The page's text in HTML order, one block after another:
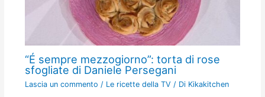
“É sempre mezzogiorno”: torta di rose
sfogliate di Daniele Persegani
Lascia un commento / Le ricette della TV / Di Kikakitchen